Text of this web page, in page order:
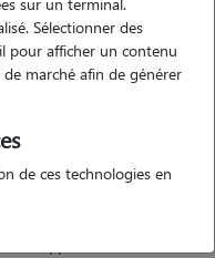
pour pouvoir
Sélectionner des
pour afficher un contenu
marché afin de générer
de ces technologies en